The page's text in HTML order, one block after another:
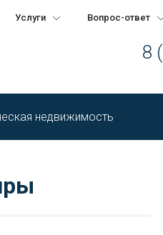
Услуги Вопрос-ответ
8
недвижимость